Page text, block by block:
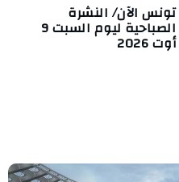
تونس الآن/ النشرة
الصباحية ليوم السبت 9
أوت 2026